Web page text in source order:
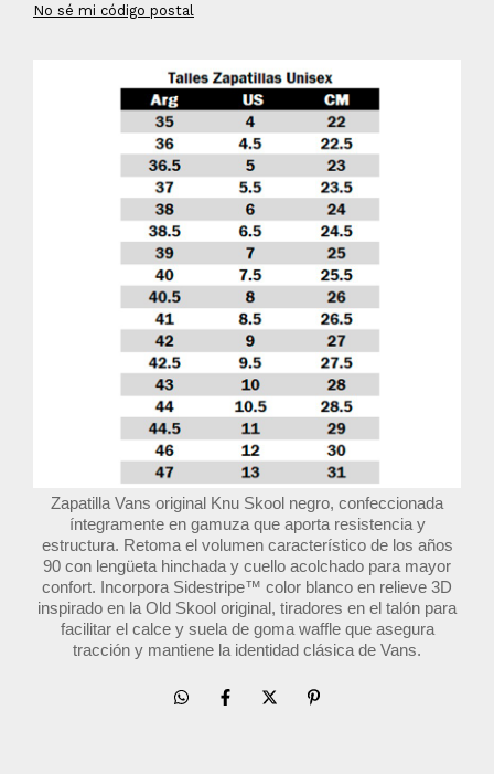
No sé mi código postal
Zapatilla Vans original Knu Skool negro, confeccionada
íntegramente en gamuza que aporta resistencia y
estructura. Retoma el volumen característico de los años
90 con lengüeta hinchada y cuello acolchado para mayor
confort. Incorpora Sidestripe™ color blanco en relieve 3D
inspirado en la Old Skool original, tiradores en el talón para
facilitar el calce y suela de goma waffle que asegura
tracción y mantiene la identidad clásica de Vans.